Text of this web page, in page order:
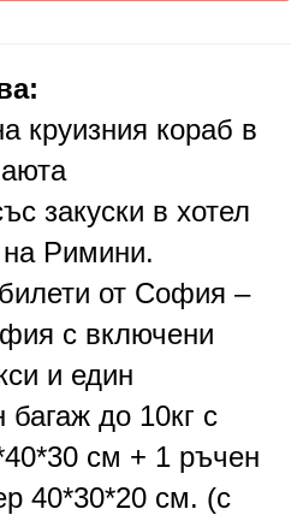
круизния кораб в
закуски в хотел
Римини.
от София –
с включени
и един
багаж до 10кг с
см + 1 ръчен
40*30*20 см. (с